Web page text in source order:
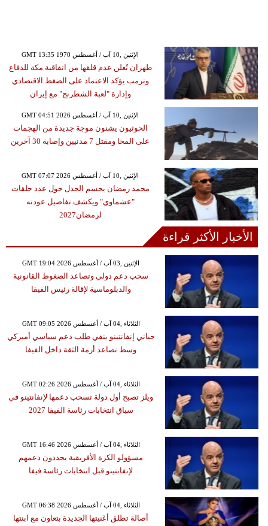
GMT 13:35 1970 الإثنين ,10 آب / أغسطس
طهران تُعلن عدم قلقها من اتفاقية مكة للدفاع
وترمب يؤكد الاعتماد على الضغط الاقتصادي
وإدارة "لعبة الشطرنج" مع إيران
GMT 04:51 2026 الإثنين ,10 آب / أغسطس
الحوثيون يشنون موجة جديدة من الهجمات
على المخا ومقتل 7 مدنيين وإصابة 30 آخرين
GMT 07:07 2026 الإثنين ,10 آب / أغسطس
محمد رمضان يحسم الجدل حول عدد حلقات
"عشماوي" ويكشف تفاصيل عودته
لرمضان2027
الأخبار الأكثر قراءة
GMT 19:04 2026 الإثنين ,03 آب / أغسطس
سحب دعم دولي وتصاعد الضغوط القانونية
والدبلوماسية لإقالة رئيس الفيفا
GMT 09:05 2026 الثلاثاء ,04 آب / أغسطس
جياني إنفانتينو ينفي طلب دعم سياسي أميركي
وسط تصاعد أزمة الثقة داخل الفيفا
GMT 02:26 2026 الثلاثاء ,04 آب / أغسطس
ويلز تصبح أول دولة تسحب دعمها لإنفانتينو في
سباق انتخابات رئاسة الفيفا 2027
GMT 16:46 2026 الثلاثاء ,04 آب / أغسطس
مسؤولو الكرة الأفريقية يجددون دعمهم
لإنفانتينو قبل انتخابات رئاسة فيفا
GMT 06:38 2026 الثلاثاء ,04 آب / أغسطس
أصالة تطلق أغنيتها الجديدة بتعاون مع ابنتها